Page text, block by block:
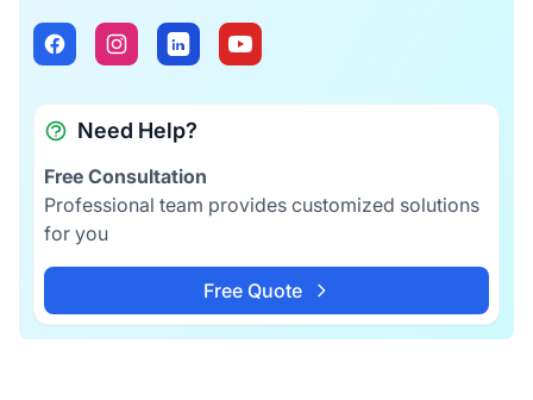
Need Help?
Free Consultation
Professional team provides customized solutions
for you
Free Quote